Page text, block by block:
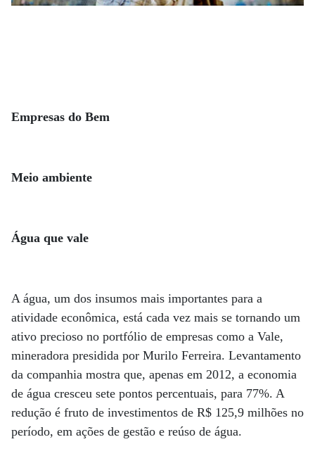
Empresas do Bem
Meio ambiente
Água que vale
A água, um dos insumos mais importantes para a
atividade econômica, está cada vez mais se tornando um
ativo precioso no portfólio de empresas como a Vale,
minera­dora presidida por Murilo Ferreira. Levantamento
da companhia mostra que, apenas em 2012, a economia
de água cresceu sete pontos percentuais, para 77%. A
redução é fruto de investimentos de R$ 125,9 milhões no
período, em ações de gestão e reúso de água.